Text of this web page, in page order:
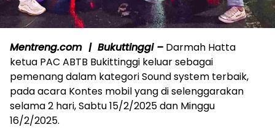
Mentreng.com | Bukuttinggi – Darmah Hatta
ketua PAC ABTB Bukittinggi keluar sebagai
pemenang dalam kategori Sound system terbaik,
pada acara Kontes mobil yang di selenggarakan
selama 2 hari, Sabtu 15/2/2025 dan Minggu
16/2/2025.